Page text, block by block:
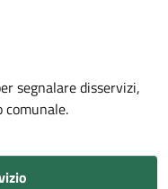
segnalare disservizi,